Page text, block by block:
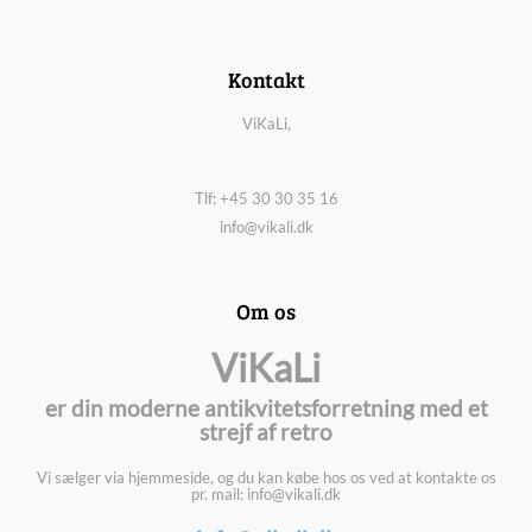
Kontakt
ViKaLi,
Tlf: +45 30 30 35 16
info@vikali.dk
Om os
ViKaLi
er din moderne antikvitetsforretning med et
strejf af retro
Vi sælger via hjemmeside, og du kan købe hos os ved at kontakte os
pr. mail: info@vikali.dk